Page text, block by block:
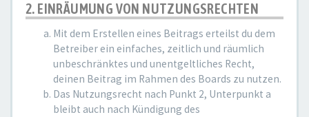
2. EINRÄUMUNG VON NUTZUNGSRECHTEN
Mit dem Erstellen eines Beitrags erteilst du dem
Betreiber ein einfaches, zeitlich und räumlich
unbeschränktes und unentgeltliches Recht,
deinen Beitrag im Rahmen des Boards zu nutzen.
Das Nutzungsrecht nach Punkt 2, Unterpunkt a
bleibt auch nach Kündigung des